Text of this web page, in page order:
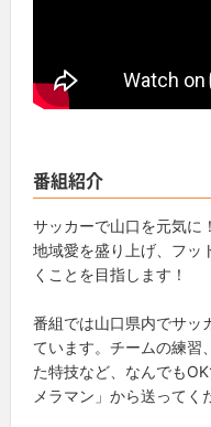
番組紹介
サッカーで山口を元気に
地域愛を盛り上げ、フッ
くことを目指します！
番組では山口県内でサッ
ています。チームの練習
た特技など、なんでも
メラマン」から送ってく